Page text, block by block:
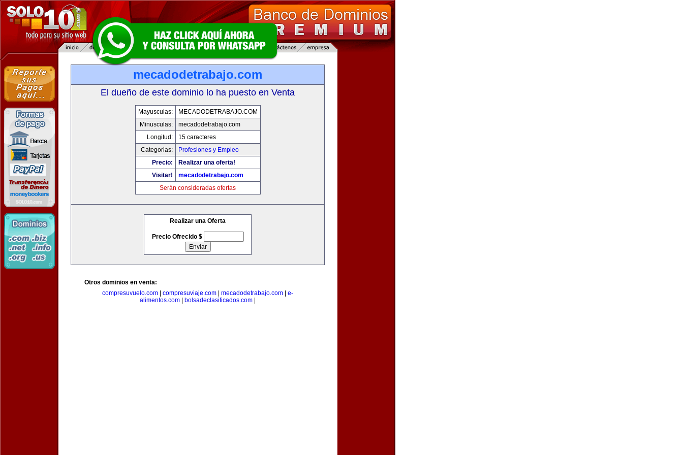
mecadodetrabajo.com
El dueño de este dominio lo ha puesto en Venta
Mayusculas:
MECADODETRABAJO.COM
Minusculas:
mecadodetrabajo.com
Longitud:
15 caracteres
Categorias:
Profesiones y Empleo
Precio:
Realizar una oferta!
Visitar!
mecadodetrabajo.com
Serán consideradas ofertas
Realizar una Oferta
Precio Ofrecido $
Otros dominios en venta:
compresuvuelo.com
compresuviaje.com mecadodetrabajo.com
e-
alimentos.com
bolsadeclasificados.com